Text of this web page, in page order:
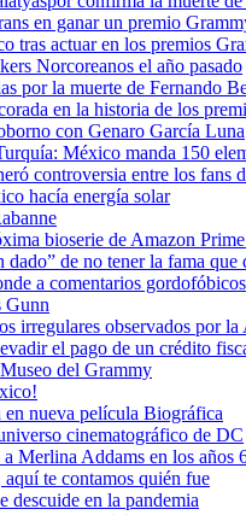
en ganar un premio
tras actuar en los premios
Norcoreanos el año pasado
por la muerte de Fernando
en la historia de los
con Genaro García Luna
México manda 150
controversia entre los fans
hacía energía solar
bioserie de Amazon
de no tener la fama que
a comentarios gordofóbicos
Gunn
irregulares observados por la
el pago de un crédito
del Grammy
nueva película Biográfica
cinematográfico de DC
Merlina Addams en los años
aquí te contamos quién fue
descuide en la pandemia